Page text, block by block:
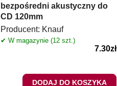
bezpośredni akustyczny do
CD 120mm
Producent: Knauf
✔ W magazynie (12 szt.)
7.30zł
DODAJ DO KOSZYKA